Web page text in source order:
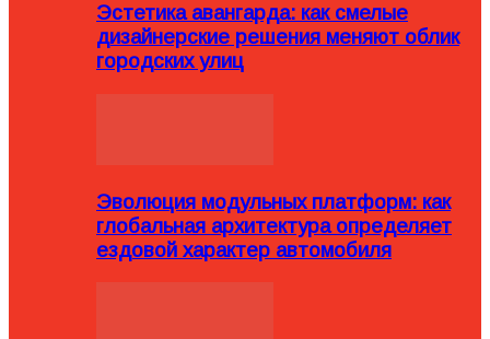
Эстетика авангарда: как смелые
дизайнерские решения меняют облик
городских улиц
Эволюция модульных платформ: как
глобальная архитектура определяет
ездовой характер автомобиля